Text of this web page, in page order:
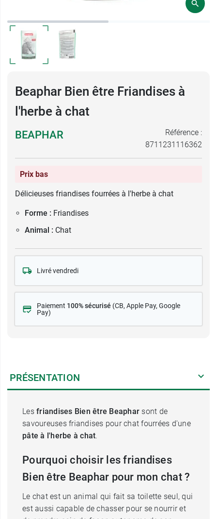
Beaphar Bien être Friandises à
l'herbe à chat
BEAPHAR
Référence :
8711231116362
Prix bas
Délicieuses friandises fourrées à l'herbe à chat
Forme : Friandises
Animal : Chat
Livré vendredi
Paiement 100% sécurisé (CB, Apple Pay, Google
Pay)
PRÉSENTATION
Les friandises Bien être Beaphar sont de
savoureuses friandises pour chat fourrées d'une
pâte à l'herbe à chat.
Pourquoi choisir les friandises
Bien être Beaphar pour mon chat ?
Le chat est un animal qui fait sa toilette seul, qui
est aussi capable de chasser pour se nourrir et